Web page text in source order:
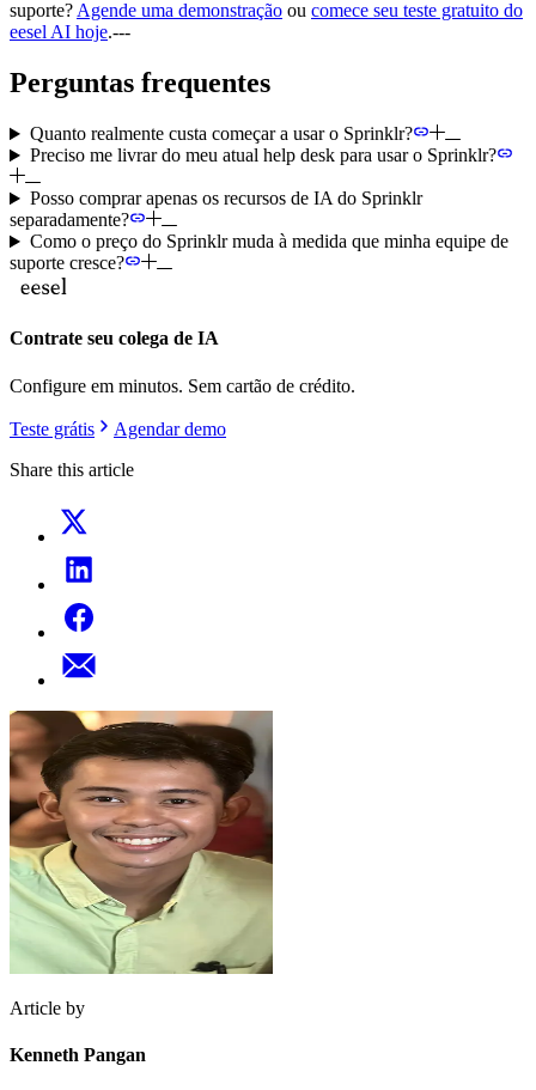
suporte? Agende uma demonstração ou comece seu teste gratuito do
eesel AI hoje.---
Perguntas frequentes
Quanto realmente custa começar a usar o Sprinklr?
Preciso me livrar do meu atual help desk para usar o Sprinklr?
Posso comprar apenas os recursos de IA do Sprinklr
separadamente?
Como o preço do Sprinklr muda à medida que minha equipe de
suporte cresce?
Contrate seu colega de IA
Configure em minutos. Sem cartão de crédito.
Teste grátis
Agendar demo
Share this article
Article by
Kenneth Pangan